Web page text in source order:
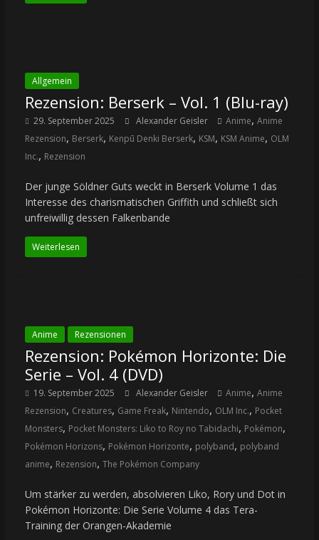
Allgemein
Rezension: Berserk – Vol. 1 (Blu-ray)
29. September 2025 Alexander Geisler Anime, Anime
Rezension, Berserk, Kenpū Denki Berserk, KSM, KSM Anime, OLM
Inc., Rezension
Der junge Söldner Guts weckt in Berserk Volume 1 das
Interesse des charismatischen Griffith und schließt sich
unfreiwillig dessen Falkenbande
Weiterlesen
Anime Rezensionen
Rezension: Pokémon Horizonte: Die
Serie – Vol. 4 (DVD)
19. September 2025 Alexander Geisler Anime, Anime
Rezension, Creatures, Game Freak, Nintendo, OLM Inc., Pocket
Monsters, Pocket Monsters: Liko to Roy no Tabidachi, Pokémon,
Pokémon Horizons, Pokémon Horizonte, polyband, polyband
anime, Rezension, The Pokémon Company
Um stärker zu werden, absolvieren Liko, Rory und Dot in
Pokémon Horizonte: Die Serie Volume 4 das Tera-
Training der Orangen-Akademie